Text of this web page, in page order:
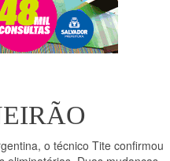
o técnico Tite confirmou